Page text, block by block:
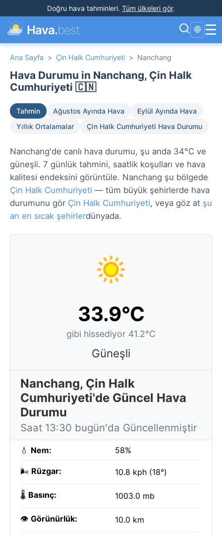
Doğru hava tahminleri. Tüm ülkeleri gör.
Hava.best 🌐 ☰
Ana Sayfa > Çin Halk Cumhuriyeti > Nanchang
Hava Durumu in Nanchang, Çin Halk
Cumhuriyeti 🇨🇳
Tahmin Ağustos Ayında Hava
Eylül Ayında Hava
Yıllık Ortalamalar
Çin Halk Cumhuriyeti Hava Durumu
Nanchang'de canlı hava durumu, şu anda 34°C ve
güneşli. 7 günlük tahmini, saatlik koşulları ve hava
kalitesi endeksini görüntüle. Nanchang şu bölgede
Çin Halk Cumhuriyeti — tüm büyük şehirlerde hava
durumunu gör Çin Halk Cumhuriyeti, veya göz at şu
an en sıcak şehirlerdünyada.
33.9°C
gibi hissediyor 41.2°C
Güneşli
Nanchang, Çin Halk
Cumhuriyeti'de Güncel Hava
Durumu
Saat 13:30 bugün'da Güncellenmiştir
💧 Nem: 58%
🌬️ Rüzgar: 10.8 kph (18°)
🌡️ Basınç: 1003.0 mb
👁️ Görünürlük: 10.0 km